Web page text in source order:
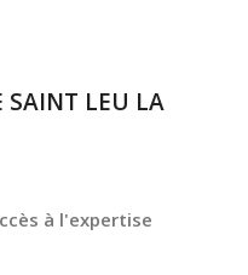
SAINT LEU LA
à l'expertise